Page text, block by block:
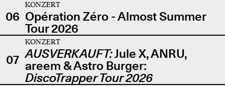
06
KONZERT
Opération Zéro - Almost Summer
Tour 2026
07
KONZERT
AUSVERKAUFT:Jule X, ANRU,
areem & Astro Burger:
DiscoTrapper Tour 2026